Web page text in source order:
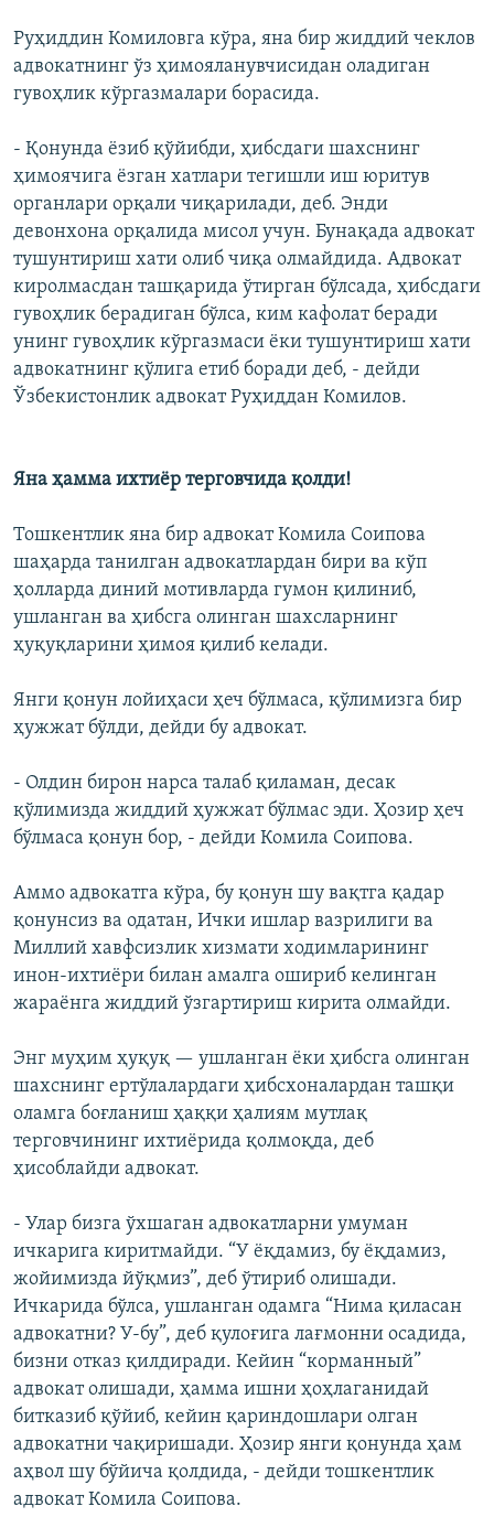
Руҳиддин Комиловга кўра, яна бир жиддий чеклов
адвокатнинг ўз ҳимояланувчисидан оладиган
гувоҳлик кўргазмалари борасида.
- Қонунда ёзиб қўйибди, ҳибсдаги шахснинг
ҳимоячига ëзган хатлари тегишли иш юритув
органлари орқали чиқарилади, деб. Энди
девонхона орқалида мисол учун. Бунақада адвокат
тушунтириш хати олиб чиқа олмайдида. Адвокат
киролмасдан ташқарида ўтирган бўлсада, ҳибсдаги
гувоҳлик берадиган бўлса, ким кафолат беради
унинг гувоҳлик кўргазмаси ëки тушунтириш хати
адвокатнинг қўлига етиб боради деб, - дейди
Ўзбекистонлик адвокат Руҳиддан Комилов.
Яна ҳамма ихтиёр терговчида қолди!
Тошкентлик яна бир адвокат Комила Соипова
шаҳарда танилган адвокатлардан бири ва кўп
ҳолларда диний мотивларда гумон қилиниб,
ушланган ва ҳибсга олинган шахсларнинг
ҳуқуқларини ҳимоя қилиб келади.
Янги қонун лойиҳаси ҳеч бўлмаса, қўлимизга бир
ҳужжат бўлди, дейди бу адвокат.
- Олдин бирон нарса талаб қиламан, десак
қўлимизда жиддий ҳужжат бўлмас эди. Ҳозир ҳеч
бўлмаса қонун бор, - дейди Комила Соипова.
Аммо адвокатга кўра, бу қонун шу вақтга қадар
қонунсиз ва одатан, Ички ишлар вазрилиги ва
Миллий хавфсизлик хизмати ходимларининг
инон-ихтиёри билан амалга ошириб келинган
жараёнга жиддий ўзгартириш кирита олмайди.
Энг муҳим ҳуқуқ — ушланган ёки ҳибсга олинган
шахснинг ертўлалардаги ҳибсхоналардан ташқи
оламга боғланиш ҳаққи ҳалиям мутлақ
терговчининг ихтиёрида қолмоқда, деб
ҳисоблайди адвокат.
- Улар бизга ўхшаган адвокатларни умуман
ичкарига киритмайди. “У ëқдамиз, бу ëқдамиз,
жойимизда йўқмиз”, деб ўтириб олишади.
Ичкарида бўлса, ушланган одамга “Нима қиласан
адвокатни? У-бу”, деб қулоғига лағмонни осадида,
бизни отказ қилдиради. Кейин “корманный”
адвокат олишади, ҳамма ишни ҳоҳлаганидай
битказиб қўйиб, кейин қариндошлари олган
адвокатни чақиришади. Ҳозир янги қонунда ҳам
аҳвол шу бўйича қолдида, - дейди тошкентлик
адвокат Комила Соипова.